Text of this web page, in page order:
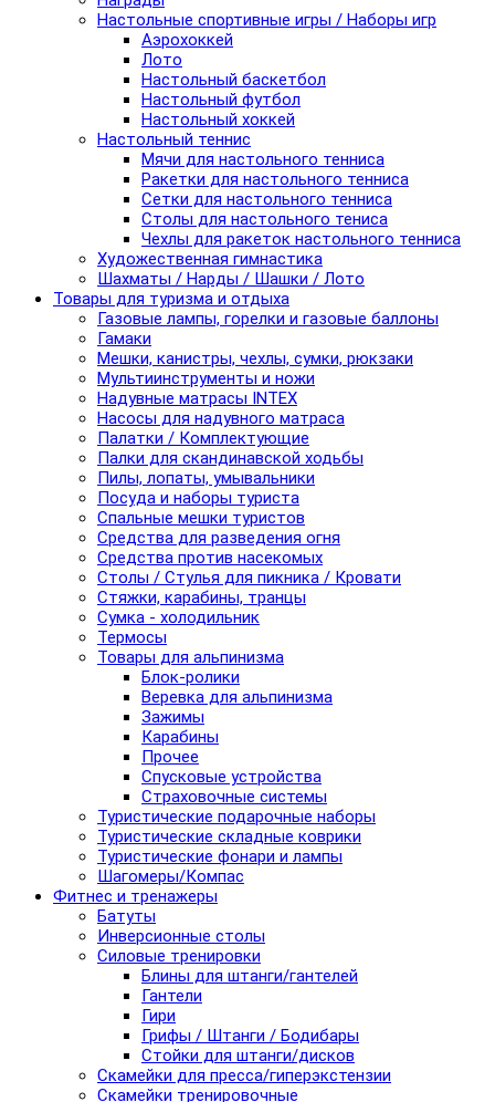
Настольные спортивные игры / Наборы игр
Аэрохоккей
Лото
Настольный баскетбол
Настольный футбол
Настольный хоккей
Настольный теннис
Мячи для настольного тенниса
Ракетки для настольного тенниса
Сетки для настольного тенниса
Столы для настольного тениса
Чехлы для ракеток настольного тенниса
Художественная гимнастика
Шахматы / Нарды / Шашки / Лото
Товары для туризма и отдыха
Газовые лампы, горелки и газовые баллоны
Гамаки
Мешки, канистры, чехлы, сумки, рюкзаки
Мультиинструменты и ножи
Надувные матрасы INTEX
Насосы для надувного матраса
Палатки / Комплектующие
Палки для скандинавской ходьбы
Пилы, лопаты, умывальники
Посуда и наборы туриста
Спальные мешки туристов
Средства для разведения огня
Средства против насекомых
Столы / Стулья для пикника / Кровати
Стяжки, карабины, транцы
Сумка - холодильник
Термосы
Товары для альпинизма
Блок-ролики
Веревка для альпинизма
Зажимы
Карабины
Прочее
Спусковые устройства
Страховочные системы
Туристические подарочные наборы
Туристические складные коврики
Туристические фонари и лампы
Шагомеры/Компас
Фитнес и тренажеры
Батуты
Инверсионные столы
Силовые тренировки
Блины для штанги/гантелей
Гантели
Гири
Грифы / Штанги / Бодибары
Стойки для штанги/дисков
Скамейки для пресса/гиперэкстензии
Скамейки тренировочные